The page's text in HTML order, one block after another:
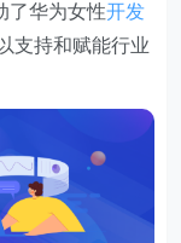
了华为女性开发
支持和赋能行业